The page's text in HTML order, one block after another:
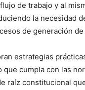
de trabajo y al
la necesidad
de generación
estrategias
cumpla con las
raíz constitucional